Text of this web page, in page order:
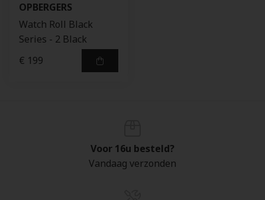
OPBERGERS
Watch Roll Black
Series - 2 Black
€ 199
Voor 16u besteld?
Vandaag verzonden